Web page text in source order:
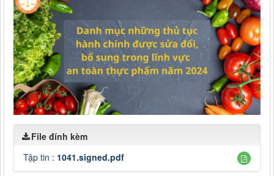
File đính kèm
Tập tin : 1041.signed.pdf